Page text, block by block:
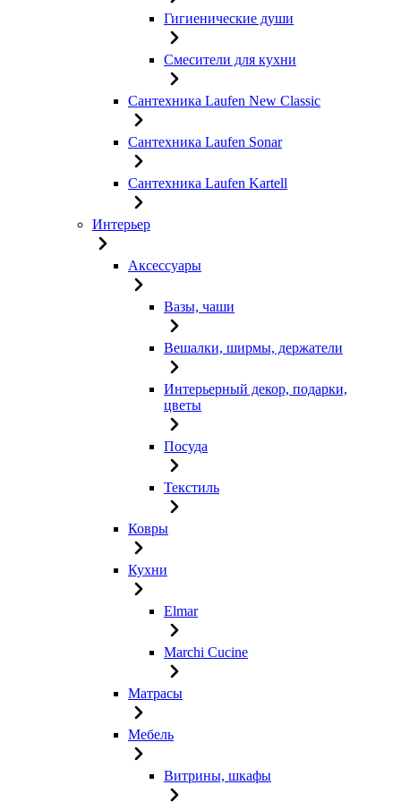
Гигиенические души
Смесители для кухни
Сантехника Laufen New Classic
Сантехника Laufen Sonar
Сантехника Laufen Kartell
Интерьер
Аксессуары
Вазы, чаши
Вешалки, ширмы, держатели
Интерьерный декор, подарки,
цветы
Посуда
Текстиль
Ковры
Кухни
Elmar
Marchi Cucine
Матрасы
Мебель
Витрины, шкафы